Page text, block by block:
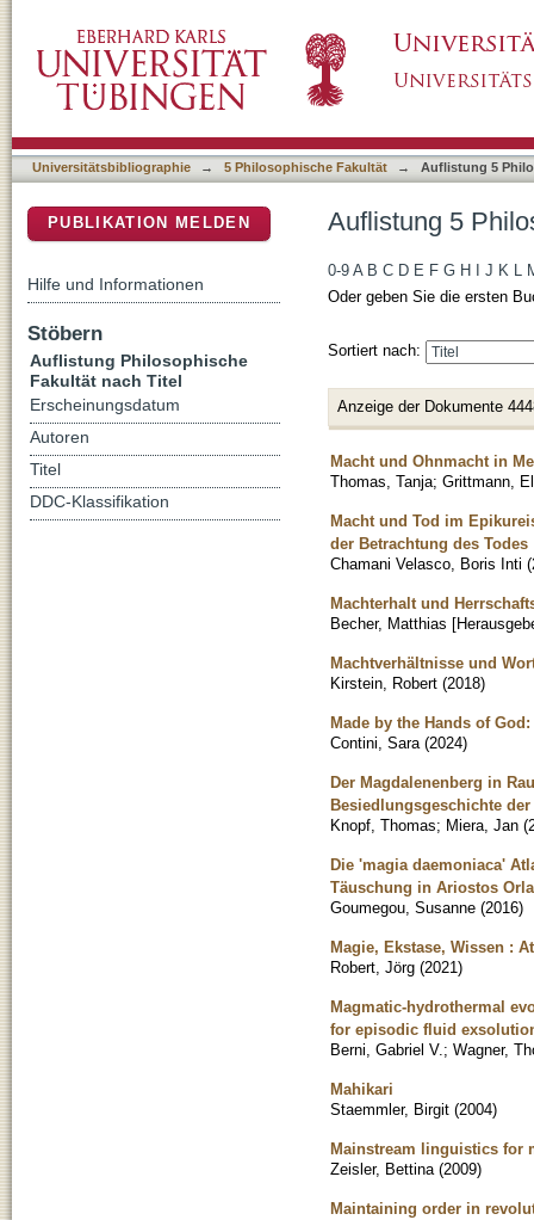
Universitätsbibliographie → 5 Philosophische Fakultät → Auflistung 5
Auflistung 5
0-9 A B C D E F G H J K L
Oder geben Sie die ersten
Sortiert nach:
Anzeige der Dokumente
Macht und Ohnmacht in
Thomas, Tanja; Grittmann,
Macht und Tod im
der Betrachtung des Todes
Chamani Velasco, Boris Inti (
Machterhalt und
Becher, Matthias
Machtverhältnisse und
Kirstein, Robert (2018)
Made by the Hands of
Contini, Sara (2024)
Der Magdalenenberg in
Besiedlungsgeschichte der
Knopf, Thomas; Miera, Jan (
Die 'magia daemoniaca'
Täuschung in Ariostos
Goumegou, Susanne (2016)
Magie, Ekstase, Wissen :
Robert, Jörg (2021)
Magmatic-hydrothermal
for episodic fluid
Berni, Gabriel V. ; Wagner,
Mahikari
Staemmler, Birgit (2004)
Mainstream linguistics for
Zeisler, Bettina (2009)
Maintaining order in
PUBLIKATION MELDEN
Hilfe und Informationen
Stöbern
Auflistung Philosophische
Fakultät nach Titel
Erscheinungsdatum
Autoren
Titel
DDC-Klassifikation